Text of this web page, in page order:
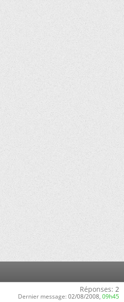
Réponses: 2
Dernier message: 02/08/2008, 09h45